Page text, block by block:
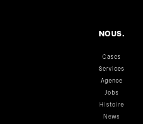
NOUS.
Cases
Services
Agence
Jobs
Histoire
News